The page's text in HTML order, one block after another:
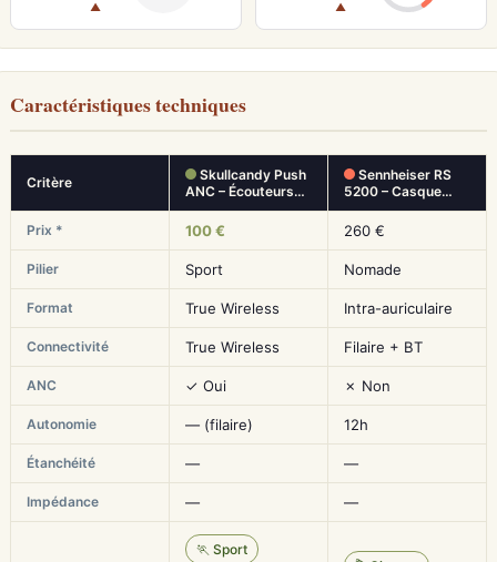
▲ ▲
Caractéristiques techniques
Critère
Skullcandy Push
ANC – Écouteurs…
Sennheiser RS
5200 – Casque…
Prix * 100 € 260 €
Pilier Sport Nomade
Format True Wireless Intra-auriculaire
Connectivité True Wireless Filaire + BT
ANC ✓ Oui ✗ Non
Autonomie — (filaire) 12h
Étanchéité — —
Impédance — —
🏃 Sport